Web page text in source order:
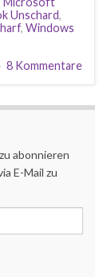
Unschard,
, Windows
8 Kommentare
abonnieren
E-Mail zu